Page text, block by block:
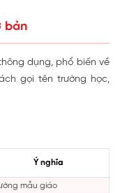
bản
dụng, phổ biến về
gọi tên trường học,
Ý nghĩa
mẫu giáo